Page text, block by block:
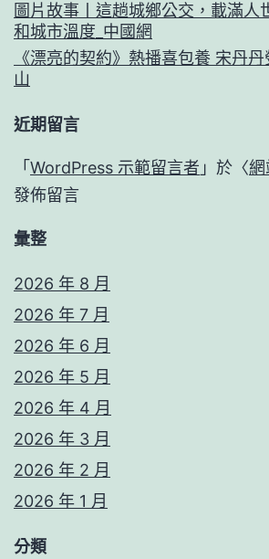
圖片故事丨這趟城鄉公交，載滿人
和城市溫度_中國網
《漂亮的契約》熱播喜包養 宋丹
山
近期留言
「 WordPress 示範留言者 」於〈
發佈留言
彙整
2026 年 8 月
2026 年 7 月
2026 年 6 月
2026 年 5 月
2026 年 4 月
2026 年 3 月
2026 年 2 月
2026 年 1 月
分類